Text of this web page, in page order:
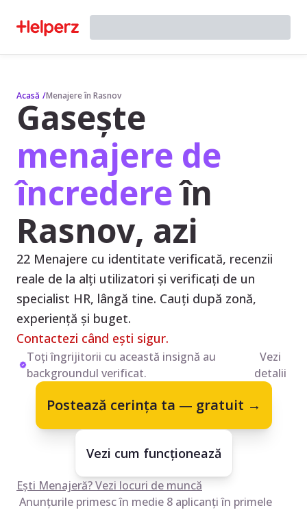
Acasă /Menajere în Rasnov
Gasește
menajere de
încredereîn
Rasnov, azi
22 Menajere cu identitate verificată, recenzii
reale de la alți utilizatori și verificați de un
specialist HR, lângă tine. Cauți după zonă,
experiență și buget.
Contactezi când ești sigur.
Toți îngrijitorii cu această insignă au
backgroundul verificat.
Vezi
detalii
Postează cerința ta — gratuit →
Vezi cum funcționează
Ești Menajeră? Vezi locuri de muncă
Anunțurile primesc în medie 8 aplicanți în primele